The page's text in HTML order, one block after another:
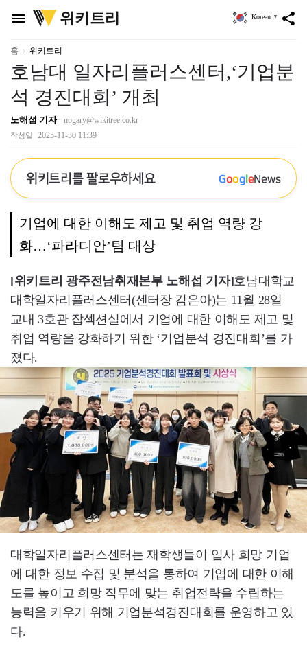
menu
위
키
리
위키트리 share
Korean ▼
홈 위키트리
호남대 일자리플러스센터,‘기업분
석 경진대회’ 개최
노해섭 기자 nogary@wikitree.co.kr
작성일 2025-11-30 11:39
위키트리를 팔로우하세요 GoogleNews
기업에 대한 이해도 제고 및 취업 역량 강
화…‘파라디안’팀 대상
[위키트리 광주전남취재본부 노해섭 기자]호남대학교
대학일자리플러스센터(센터장 김은아)는 11월 28일
교내 3호관 잡섹션실에서 기업에 대한 이해도 제고 및
취업 역량을 강화하기 위한 ‘기업분석 경진대회’를 가
졌다.
대학일자리플러스센터는 재학생들이 입사 희망 기업
에 대한 정보 수집 및 분석을 통하여 기업에 대한 이해
도를 높이고 희망 직무에 맞는 취업전략을 수립하는
능력을 키우기 위해 기업분석경진대회를 운영하고 있
다.